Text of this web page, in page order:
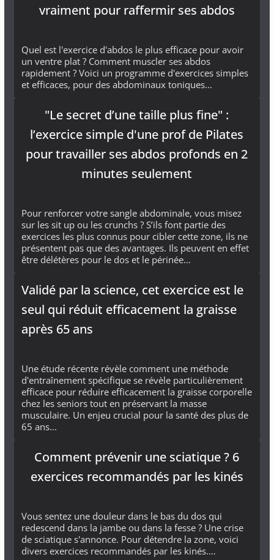
vraiment pour raffermir ses abdos
Quel est l'exercice d'abdos le plus efficace pour avoir
un ventre plat ? Comment muscler ses abdos
rapidement ? Voici un programme d'exercices simples
et efficaces, pour des abdominaux toniques...
"Le secret d’une taille plus fine" :
l’exercice simple d'une prof de Pilates
pour travailler ses abdos profonds en 2
minutes seulement
Pour renforcer votre sangle abdominale, vous misez
sur les sit up ou les crunchs ? S’ils font partie des
exercices les plus connus pour cibler cette zone, ils ne
présentent pas que des avantages. Ils peuvent en effet
être délétères pour le dos et le périnée…
Validé par la science, cet exercice est le
seul qui réduit efficacement la graisse
après 65 ans
Une étude récente révèle comment une méthode
d'entraînement spécifique se révèle particulièrement
efficace pour réduire efficacement la graisse corporelle
chez les seniors tout en préservant la masse
musculaire. Un enjeu crucial pour la santé des plus de
65 ans...
Comment prévenir une sciatique ? 6
exercices recommandés par les kinés
Vous sentez une douleur dans le bas du dos qui
redescend dans la jambe ou dans la fesse ? Une crise
de sciatique s'annonce. Pour détendre la zone, voici
divers exercices recommandés par les kinés.…